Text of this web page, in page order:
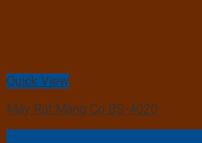
Quick View
Máy Rút Màng Co BS-4020